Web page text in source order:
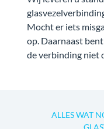
Mocht er iets
op. Daarnaast
de verbinding niet
ALLES WAT